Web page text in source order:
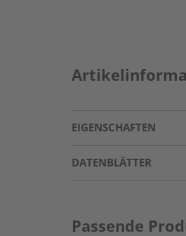
EIGENSCHAFTEN
DATENBLÄTTER
Passende